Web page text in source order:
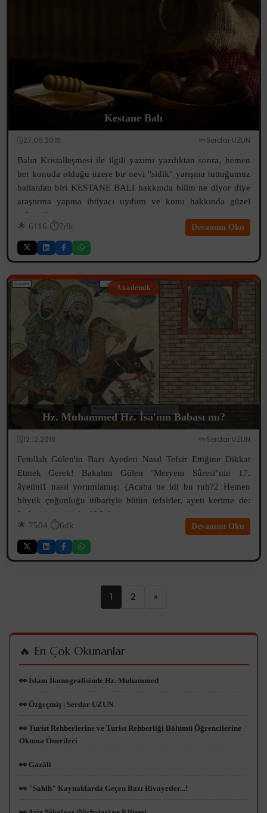
Kestane Balı
🗓️27.06.2016 ✏️Serdar UZUN
Balın Kristalleşmesi ile ilgili yazımı yazdıktan sonra, hemen
her konuda olduğu üzere bir nevi "sidik" yarışına tuttuğumuz
ballardan biri KESTANE BALI hakkında bilim ne diyor diye
araştırma yapma ihtiyacı uydum ve konu hakkında güzel
çalışmalara rast...
🌟 6116 ⏱️7dk Devamını Oku
Akademik
Hz. Muhammed Hz. İsa'nın Babası mı?
🗓️12.12.2013 ✏️Serdar UZUN
Fetullah Gülen'in Bazı Ayetleri Nasıl Tefsir Ettiğine Dikkat
Etmek Gerek! Bakalım Gülen "Meryem Sûresi"nin 17.
âyetini1 nasıl yorumlamış: {Acaba ne idi bu ruh?2 Hemen
büyük çoğunluğu itibariyle bütün tefsirler, ayeti kerime de:
"ruhumuzu gönderdik" d...
🌟 7504 ⏱️6dk Devamını Oku
1 2 »
🔥 En Çok Okunanlar
👀 İslam İkonografisinde Hz. Muhammed
👀 Özgeçmiş | Serdar UZUN
👀 Turist Rehberlerine ve Turist Rehberliği Bölümü Öğrencilerine
Okuma Önerileri
👀 Gazâlî
👀 "Sahih" Kaynaklarda Geçen Bazı Rivayetler...!